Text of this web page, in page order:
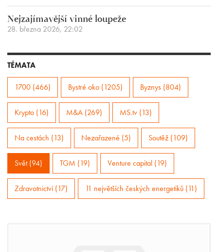
Nejzajímavější vinné loupeže
28. března 2026, 22:02
TÉMATA
1700 (466) Bystré oko (1205) Byznys (804)
Krypto (16) M&A (269) MS.tv (13)
Na cestách (13) Nezařazené (5) Soutěž (109)
Svět (94) TGM (19) Venture capital (19)
Zdravotnictví (17) 11 největších českých energetiků (11)